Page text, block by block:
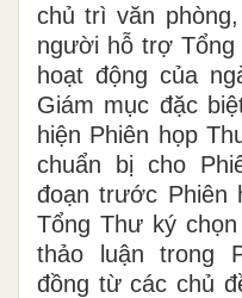
chủ trì văn
người hỗ trợ
hoạt động của
Giám mục đặc
hiện Phiên họp
chuẩn bị cho
đoạn trước Phiên
Tổng Thư ký
thảo luận trong
đồng từ các chủ